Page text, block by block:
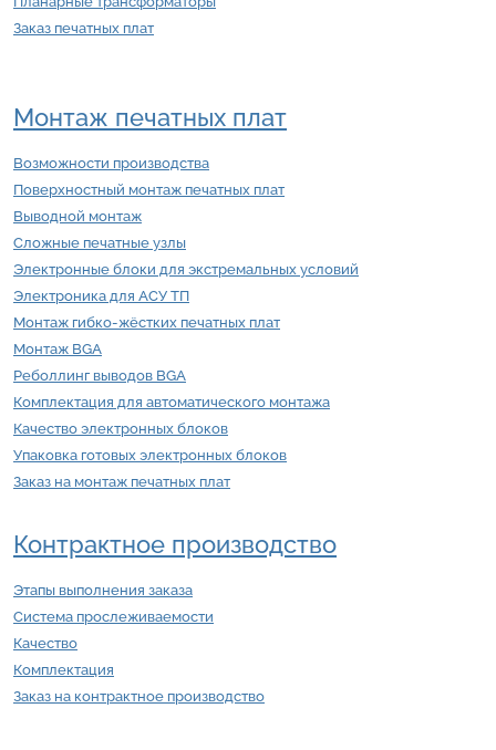
Заказ печатных плат
Монтаж печатных плат
Возможности производства
Поверхностный монтаж печатных плат
Выводной монтаж
Сложные печатные узлы
Электронные блоки для экстремальных условий
Электроника для АСУ ТП
Монтаж гибко-жёстких печатных плат
Монтаж BGA
Реболлинг выводов BGA
Комплектация для автоматического монтажа
Качество электронных блоков
Упаковка готовых электронных блоков
Заказ на монтаж печатных плат
Контрактное производство
Этапы выполнения заказа
Система прослеживаемости
Качество
Комплектация
Заказ на контрактное производство